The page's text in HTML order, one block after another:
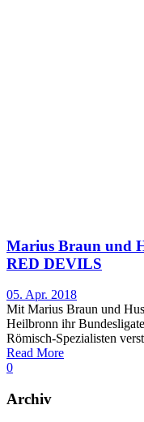
Marius Braun und
RED DEVILS
05. Apr. 2018
Mit Marius Braun und
Heilbronn ihr
Römisch-Spezialisten
Read More
0
Archiv